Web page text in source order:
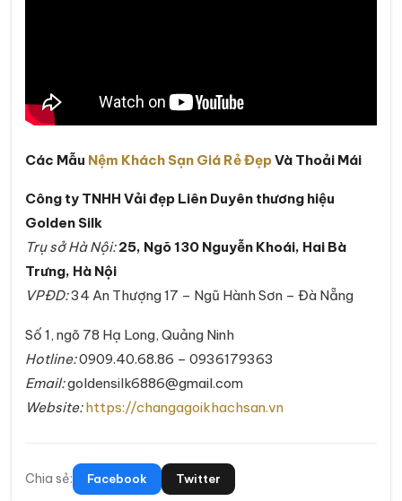
Các Mẫu Nệm Khách Sạn Giá Rẻ ĐẹpVà Thoải Mái
Công ty TNHH Vải đẹp Liên Duyên thương hiệu
Golden Silk
Trụ sở Hà Nội: 25, Ngõ 130 Nguyễn Khoái, Hai Bà
Trưng, Hà Nội
VPĐD:34 An Thượng 17 – Ngũ Hành Sơn – Đà Nẵng
Số 1, ngõ 78 Hạ Long, Quảng Ninh
Hotline:0909.40.68.86 – 0936179363
Email:goldensilk6886@gmail.com
Website: https://changagoikhachsan.vn
Chia sẻ: Facebook Twitter